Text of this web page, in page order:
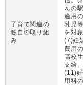
子育て関連の
独自の取り組
み
んの
適用
乳児
を対
(7)妊
費用
高校
支給
(11)
用料